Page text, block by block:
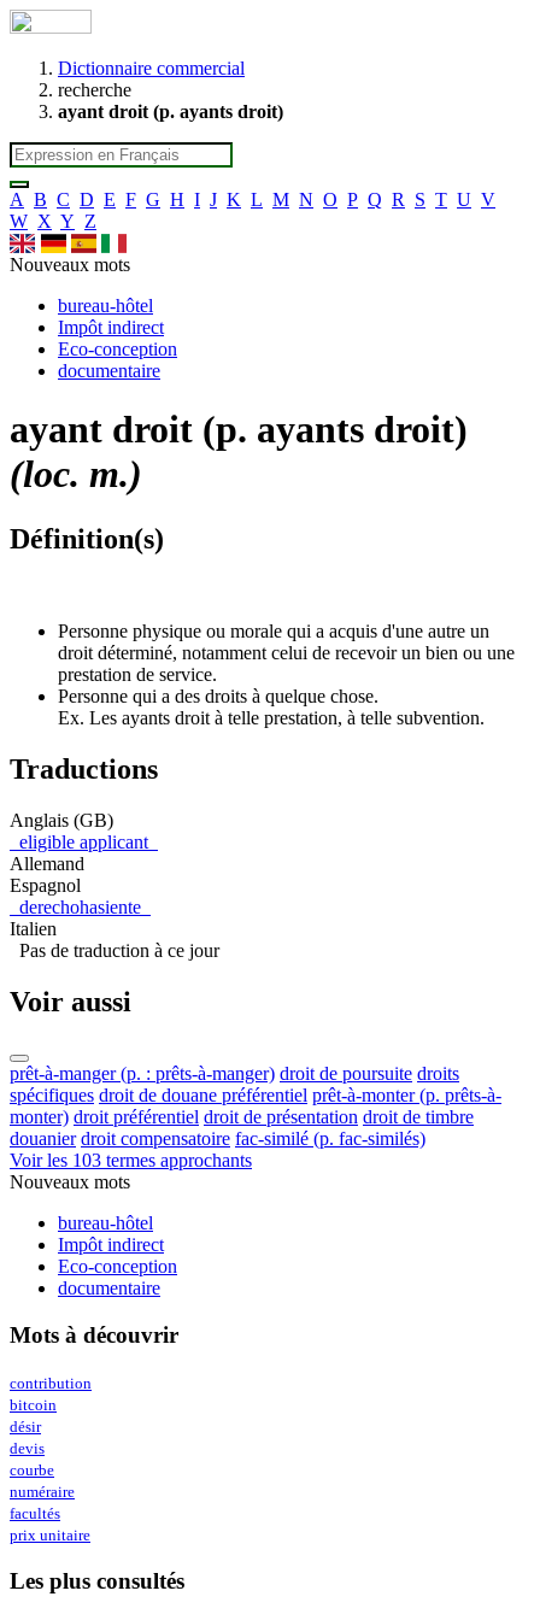
Dictionnaire commercial
recherche
ayant droit (p. ayants droit)
A B C D E F G H I J K L M N O P Q R S T U V
W X Y Z
Nouveaux mots
bureau-hôtel
Impôt indirect
Eco-conception
documentaire
ayant droit (p. ayants droit)
(loc. m.)
Définition(s)
Personne physique ou morale qui a acquis d'une autre un
droit déterminé, notamment celui de recevoir un bien ou une
prestation de service.
Personne qui a des droits à quelque chose.
Ex. Les ayants droit à telle prestation, à telle subvention.
Traductions
Anglais (GB)
eligible applicant
Allemand
Espagnol
derechohasiente
Italien
Pas de traduction à ce jour
Voir aussi
prêt-à-manger (p. : prêts-à-manger) droit de poursuite droits
spécifiques droit de douane préférentiel prêt-à-monter (p. prêts-à-
monter) droit préférentiel droit de présentation droit de timbre
douanier droit compensatoire fac-similé (p. fac-similés)
Voir les 103 termes approchants
Nouveaux mots
bureau-hôtel
Impôt indirect
Eco-conception
documentaire
Mots à découvrir
contribution
bitcoin
désir
devis
courbe
numéraire
facultés
prix unitaire
Les plus consultés